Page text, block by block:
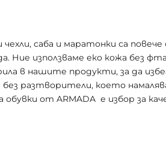
саба и маратонки са
Ние използваме еко кожа без
в нашите продукти, за да
разтворители, което
от ARMADA е избор за